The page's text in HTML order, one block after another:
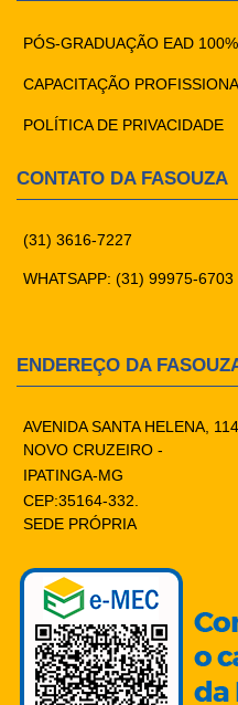
PÓS-GRADUAÇÃO EAD
CAPACITAÇÃO
POLÍTICA DE PRIVACIDADE
CONTATO DA FASOUZA
(31) 3616-7227
WHATSAPP: (31) 99975-6703
ENDEREÇO DA
AVENIDA SANTA HELENA,
NOVO CRUZEIRO -
IPATINGA-MG
CEP:35164-332.
SEDE PRÓPRIA